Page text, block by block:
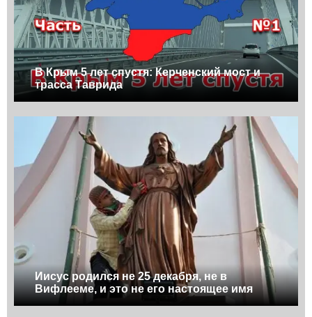
В Крым 5 лет спустя: Керченский мост и
трасса Таврида
Иисус родился не 25 декабря, не в
Вифлееме, и это не его настоящее имя